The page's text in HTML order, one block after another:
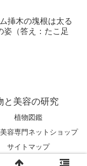
挿木の塊根は太る
姿（答え：たこ足
と美容の研究
植物図鑑
容専門ネットショップ
サイトマップ